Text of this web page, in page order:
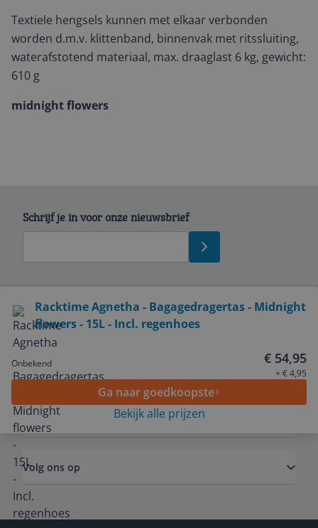
Textiele hengsels kunnen met elkaar verbonden
worden d.m.v. klittenband, binnenvak met ritssluiting,
waterafstotend materiaal, max. draaglast 6 kg, gewicht:
610 g
midnight flowers
Racktime Agnetha - Bagagedragertas - Midnight
flowers - 15L - Incl. regenhoes
Onbekend € 54,95
+ € 4,95
Ga naar goedkoopste
Bekijk alle prijzen
Schrijf je in voor onze nieuwsbrief
Service
Algemeen
Zakelijk
Volg ons op